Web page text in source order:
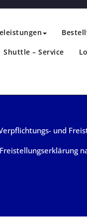
Shuttle – Service
und